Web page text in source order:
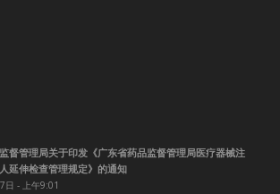
督管理局关于印发《广东省药品监督管理局医疗器械注
延伸检查管理规定》的通知
日 - 上午9:01